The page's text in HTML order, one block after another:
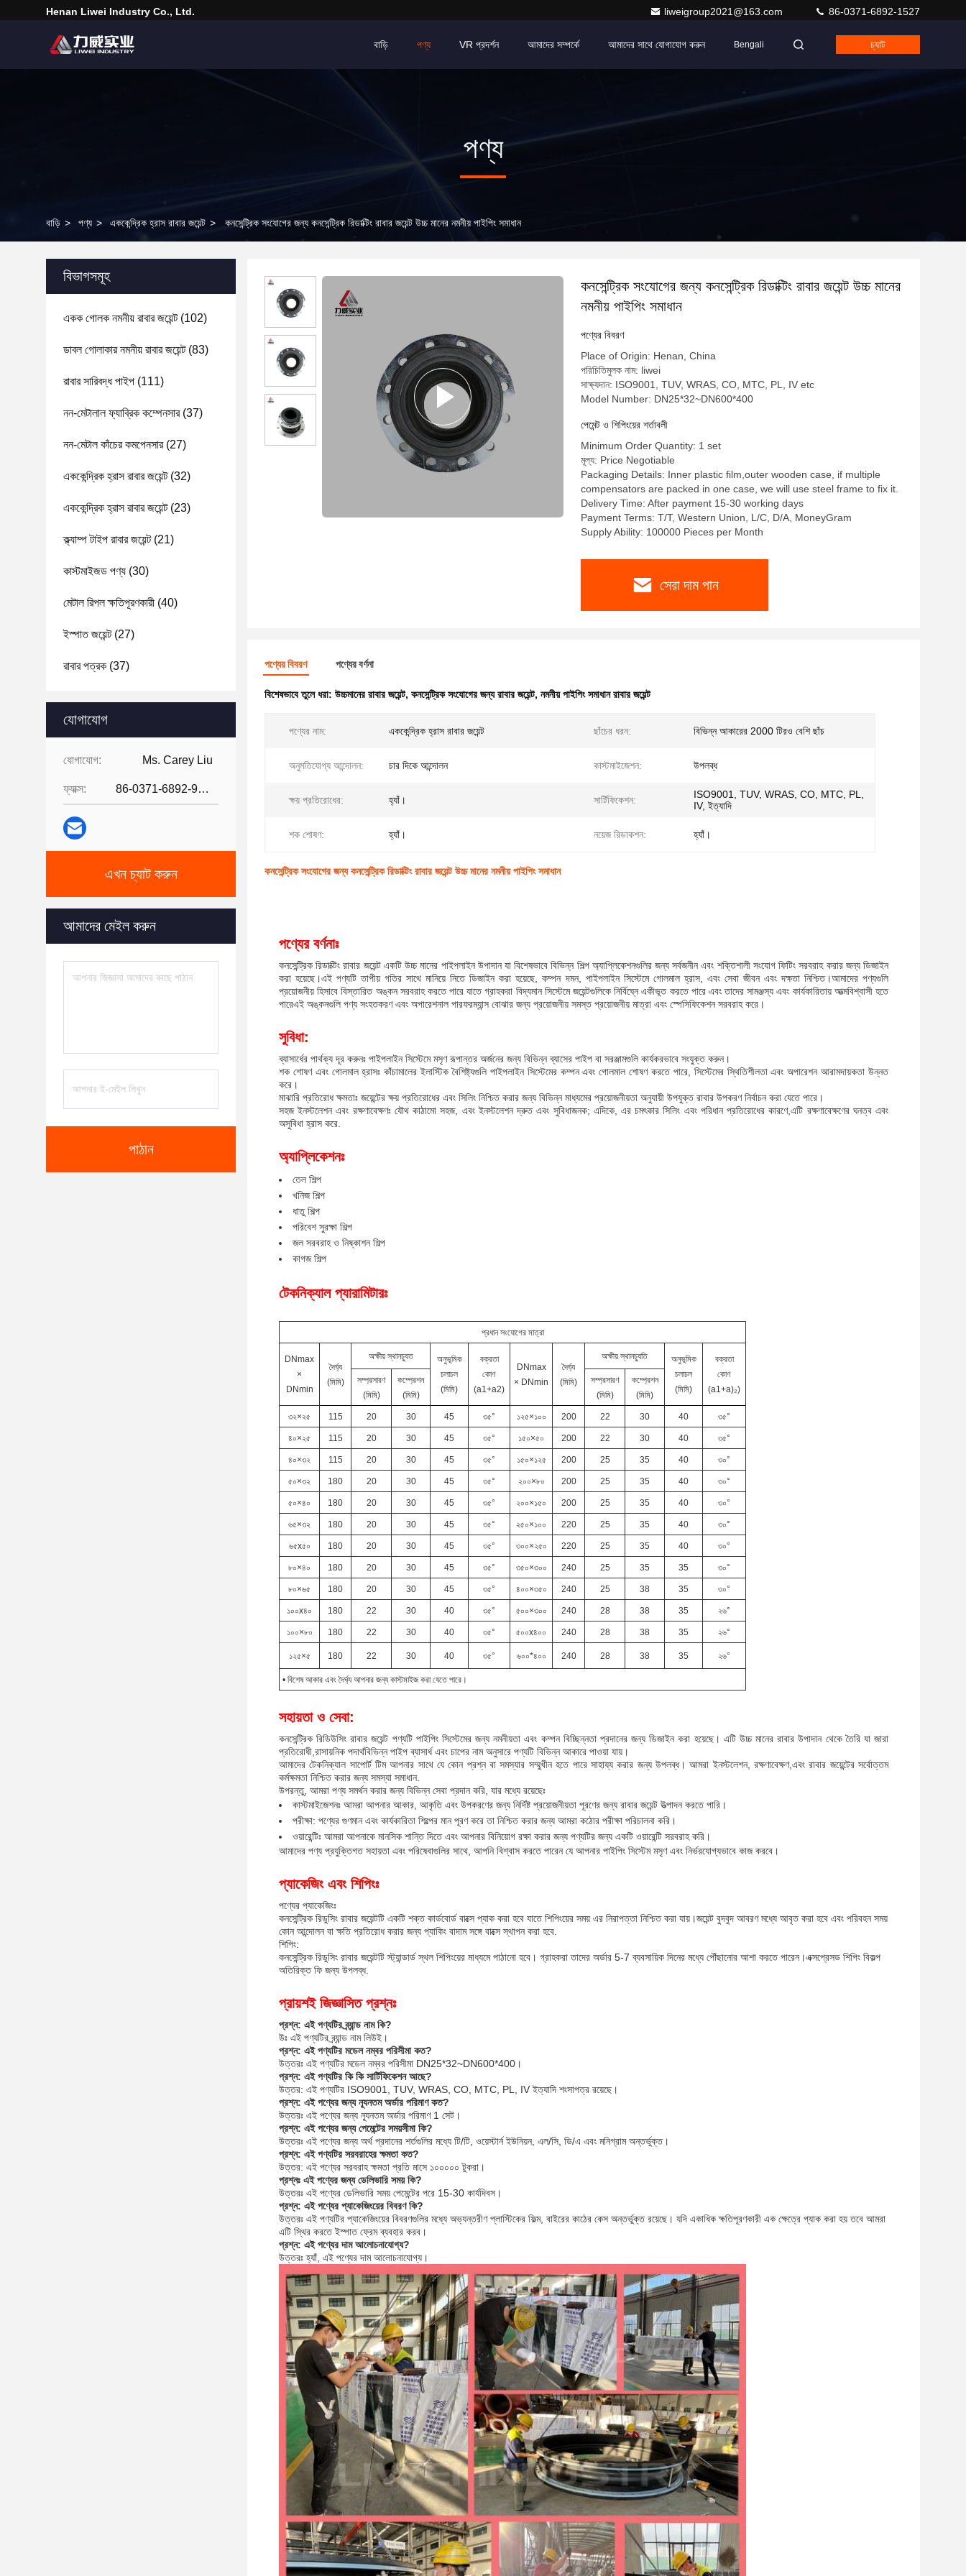
Henan Liwei Industry Co., Ltd. liweigroup2021@163.com 86-0371-6892-1527
বাড়ি পণ্য VR প্রদর্শন আমাদের সম্পর্কে আমাদের সাথে যোগাযোগ করুন Bengali চ্যাট
পণ্য
বাড়ি > পণ্য > এককেন্দ্রিক হ্রাস রাবার জয়েন্ট > কনসেন্ট্রিক সংযোগের জন্য কনসেন্ট্রিক রিডাক্টিং রাবার জয়েন্ট উচ্চ মানের নমনীয় পাইপিং সমাধান
বিভাগসমূহ
একক গোলক নমনীয় রাবার জয়েন্ট(102)
ডাবল গোলাকার নমনীয় রাবার জয়েন্ট(83)
রাবার সারিবদ্ধ পাইপ (111)
নন-মেটালাল ফ্যাব্রিক কম্পেনসার(37)
নন-মেটাল কাঁচের কমপেনসার(27)
এককেন্দ্রিক হ্রাস রাবার জয়েন্ট(32)
এককেন্দ্রিক হ্রাস রাবার জয়েন্ট(23)
ক্ল্যাম্প টাইপ রাবার জয়েন্ট(21)
কাস্টমাইজড পণ্য (30)
মেটাল রিপল ক্ষতিপূরণকারী (40)
ইস্পাত জয়েন্ট(27)
রাবার পত্রক (37)
যোগাযোগ
যোগাযোগ: Ms. Carey Liu
ফ্যাক্স: 86-0371-6892-9024
এখন চ্যাট করুন
আমাদের মেইল করুন
পাঠান
কনসেন্ট্রিক সংযোগের জন্য কনসেন্ট্রিক রিডাক্টিং রাবার জয়েন্ট উচ্চ মানের
নমনীয় পাইপিং সমাধান
পণ্যের বিবরণ
Place of Origin: Henan, China
পরিচিতিমুলক নাম: liwei
সাক্ষ্যদান: ISO9001, TUV, WRAS, CO, MTC, PL, IV etc
Model Number: DN25*32~DN600*400
পেমেন্ট ও শিপিংয়ের শর্তাবলী
Minimum Order Quantity: 1 set
মূল্য: Price Negotiable
Packaging Details: Inner plastic film,outer wooden case, if multiple
compensators are packed in one case, we will use steel frame to fix it.
Delivery Time: After payment 15-30 working days
Payment Terms: T/T, Western Union, L/C, D/A, MoneyGram
Supply Ability: 100000 Pieces per Month
সেরা দাম পান
পণ্যের বিবরণ পণ্যের বর্ণনা
বিশেষভাবে তুলে ধরা: উচ্চমানের রাবার জয়েন্ট, কনসেন্ট্রিক সংযোগের জন্য রাবার জয়েন্ট, নমনীয় পাইপিং সমাধান রাবার জয়েন্ট
পণ্যের নাম: এককেন্দ্রিক হ্রাস রাবার জয়েন্ট ছাঁচের ধরন: বিভিন্ন আকারের 2000 টিরও বেশি ছাঁচ
অনুমতিযোগ্য আন্দোলন: চার দিকে আন্দোলন কাস্টমাইজেশন: উপলব্ধ
ক্ষয় প্রতিরোধের: হ্যাঁ। সার্টিফিকেশন:
ISO9001, TUV, WRAS, CO, MTC, PL,
IV, ইত্যাদি
শক শোষণ: হ্যাঁ। নয়েজ রিডাকশন: হ্যাঁ।
কনসেন্ট্রিক সংযোগের জন্য কনসেন্ট্রিক রিডাক্টিং রাবার জয়েন্ট উচ্চ মানের নমনীয় পাইপিং সমাধান
পণ্যের বর্ণনাঃ
কনসেন্ট্রিক রিডাক্টিং রাবার জয়েন্ট একটি উচ্চ মানের পাইপলাইন উপাদান যা বিশেষভাবে বিভিন্ন শিল্প অ্যাপ্লিকেশনগুলির জন্য সর্বজনীন এবং শক্তিশালী সংযোগ ফিটিং সরবরাহ করার জন্য ডিজাইন
করা হয়েছে।এই পণ্যটি তাপীয় গতির সাথে মানিয়ে নিতে ডিজাইন করা হয়েছে, কম্পন দমন, পাইপলাইন সিস্টেমে গোলমাল হ্রাস, এবং সেবা জীবন এবং দক্ষতা নিশ্চিত।আমাদের পণ্যগুলি
প্রয়োজনীয় হিসাবে বিস্তারিত অঙ্কন সরবরাহ করতে পারে যাতে গ্রাহকরা বিদ্যমান সিস্টেমে জয়েন্টগুলিকে নির্বিঘ্নে একীভূত করতে পারে এবং তাদের সামঞ্জস্য এবং কার্যকারিতায় আত্মবিশ্বাসী হতে
পারেএই অঙ্কনগুলি পণ্য সংহতকরণ এবং অপারেশনাল পারফরম্যান্স বোঝার জন্য প্রয়োজনীয় সমস্ত প্রয়োজনীয় মাত্রা এবং স্পেসিফিকেশন সরবরাহ করে।
সুবিধা:
ব্যাসার্ধের পার্থক্য দূর করুনঃ পাইপলাইন সিস্টেমে মসৃণ রূপান্তর অর্জনের জন্য বিভিন্ন ব্যাসের পাইপ বা সরঞ্জামগুলি কার্যকরভাবে সংযুক্ত করুন।
শক শোষণ এবং গোলমাল হ্রাসঃ কাঁচামালের ইলাস্টিক বৈশিষ্ট্যগুলি পাইপলাইন সিস্টেমের কম্পন এবং গোলমাল শোষণ করতে পারে, সিস্টেমের স্থিতিশীলতা এবং অপারেশন আরামদায়কতা উন্নত
করে।
মাঝারি প্রতিরোধ ক্ষমতাঃ জয়েন্টের ক্ষয় প্রতিরোধের এবং সিলিং নিশ্চিত করার জন্য বিভিন্ন মাধ্যমের প্রয়োজনীয়তা অনুযায়ী উপযুক্ত রাবার উপকরণ নির্বাচন করা যেতে পারে।
সহজ ইনস্টলেশন এবং রক্ষণাবেক্ষণঃ যৌথ কাঠামো সহজ, এবং ইনস্টলেশন দ্রুত এবং সুবিধাজনক; এদিকে, এর চমৎকার সিলিং এবং পরিধান প্রতিরোধের কারণে,এটি রক্ষণাবেক্ষণের ঘনত্ব এবং
অসুবিধা হ্রাস করে.
অ্যাপ্লিকেশনঃ
তেল শিল্প
খনিজ শিল্প
ধাতু শিল্প
পরিবেশ সুরক্ষা শিল্প
জল সরবরাহ ও নিষ্কাশন শিল্প
কাগজ শিল্প
টেকনিক্যাল প্যারামিটারঃ
প্রধান সংযোগের মাত্রা
DNmax
×
DNmin
দৈর্ঘ্য
(মিমি)
অক্ষীয় স্থানচ্যুত
অনুভূমিক
চলাচল
(মিমি)
বক্রতা
কোণ
(a1+a2)
DNmax
× DNmin
দৈর্ঘ্য
(মিমি)
অক্ষীয় স্থানচ্যুতি
অনুভূমিক
চলাচল
(মিমি)
বক্রতা
কোণ
(a1+a)₂)
সম্প্রসারণ
(মিমি)
কম্প্রেশন
(মিমি)
সম্প্রসারণ
(মিমি)
কম্প্রেশন
(মিমি)
৩২×২৫ 115 20 30 45 ৩৫° ১২৫×১০০ 200 22 30 40 ৩৫°
৪০×২৫ 115 20 30 45 ৩৫° ১৫০×৫০ 200 22 30 40 ৩৫°
৪০×৩২ 115 20 30 45 ৩৫° ১৫০×১২৫ 200 25 35 40 ৩০°
৫০×৩২ 180 20 30 45 ৩৫° ২০০×৮০ 200 25 35 40 ৩০°
৫০×৪০ 180 20 30 45 ৩৫° ২০০×১৫০ 200 25 35 40 ৩০°
৬৫×৩২ 180 20 30 45 ৩৫° ২৫০×১০০ 220 25 35 40 ৩০°
৬৫x৫০ 180 20 30 45 ৩৫° ৩০০×২৫০ 220 25 35 40 ৩০°
৮০×৪০ 180 20 30 45 ৩৫° ৩৫০×৩০০ 240 25 35 35 ৩০°
৮০×৬৫ 180 20 30 45 ৩৫° ৪০০×৩৫০ 240 25 38 35 ৩০°
১০০x৪০ 180 22 30 40 ৩৫° ৫০০×৩০০ 240 28 38 35 ২৬°
১০০×৮০ 180 22 30 40 ৩৫° ৫০০x৪০০ 240 28 38 35 ২৬°
১২৫×৫ 180 22 30 40 ৩৫° ৬০০*৪০০ 240 28 38 35 ২৬°
• বিশেষ আকার এবং দৈর্ঘ্য আপনার জন্য কাস্টমাইজ করা যেতে পারে।
সহায়তা ও সেবা:
কনসেন্ট্রিক রিডিউসিং রাবার জয়েন্ট পণ্যটি পাইপিং সিস্টেমের জন্য নমনীয়তা এবং কম্পন বিচ্ছিন্নতা প্রদানের জন্য ডিজাইন করা হয়েছে। এটি উচ্চ মানের রাবার উপাদান থেকে তৈরি যা জারা
প্রতিরোধী,রাসায়নিক পদার্থবিভিন্ন পাইপ ব্যাসার্ধ এবং চাপের নাম অনুসারে পণ্যটি বিভিন্ন আকারে পাওয়া যায়।
আমাদের টেকনিক্যাল সাপোর্ট টিম আপনার সাথে যে কোন প্রশ্ন বা সমস্যার সম্মুখীন হতে পারে সাহায্য করার জন্য উপলব্ধ। আমরা ইনস্টলেশন, রক্ষণাবেক্ষণ,এবং রাবার জয়েন্টের সর্বোত্তম
কর্মক্ষমতা নিশ্চিত করার জন্য সমস্যা সমাধান.
উপরন্তু, আমরা পণ্য সমর্থন করার জন্য বিভিন্ন সেবা প্রদান করি, যার মধ্যে রয়েছেঃ
কাস্টমাইজেশনঃ আমরা আপনার আকার, আকৃতি এবং উপকরণের জন্য নির্দিষ্ট প্রয়োজনীয়তা পূরণের জন্য রাবার জয়েন্ট উত্পাদন করতে পারি।
পরীক্ষা: পণ্যের গুণমান এবং কার্যকারিতা শিল্পের মান পূরণ করে তা নিশ্চিত করার জন্য আমরা কঠোর পরীক্ষা পরিচালনা করি।
ওয়ারেন্টিঃ আমরা আপনাকে মানসিক শান্তি দিতে এবং আপনার বিনিয়োগ রক্ষা করার জন্য পণ্যটির জন্য একটি ওয়ারেন্টি সরবরাহ করি।
আমাদের পণ্য প্রযুক্তিগত সহায়তা এবং পরিষেবাগুলির সাথে, আপনি বিশ্বাস করতে পারেন যে আপনার পাইপিং সিস্টেম মসৃণ এবং নির্ভরযোগ্যভাবে কাজ করবে।
প্যাকেজিং এবং শিপিংঃ
পণ্যের প্যাকেজিংঃ
কনসেন্ট্রিক রিডুসিং রাবার জয়েন্টটি একটি শক্ত কার্ডবোর্ড বাক্সে প্যাক করা হবে যাতে শিপিংয়ের সময় এর নিরাপত্তা নিশ্চিত করা যায়।জয়েন্ট বুদবুদ আবরণ মধ্যে আবৃত করা হবে এবং পরিবহন সময়
কোন আন্দোলন বা ক্ষতি প্রতিরোধ করার জন্য প্যাকিং বাদাম সঙ্গে বাক্সে স্থাপন করা হবে.
শিপিং:
কনসেন্ট্রিক রিডুসিং রাবার জয়েন্টটি স্ট্যান্ডার্ড স্থল শিপিংয়ের মাধ্যমে পাঠানো হবে। গ্রাহকরা তাদের অর্ডার 5-7 ব্যবসায়িক দিনের মধ্যে পৌঁছানোর আশা করতে পারেন।এক্সপ্রেসড শিপিং বিকল্প
অতিরিক্ত ফি জন্য উপলব্ধ.
প্রায়শই জিজ্ঞাসিত প্রশ্নঃ
প্রশ্ন: এই পণ্যটির ব্র্যান্ড নাম কি?
উঃ এই পণ্যটির ব্র্যান্ড নাম লিউই।
প্রশ্ন: এই পণ্যটির মডেল নম্বর পরিসীমা কত?
উত্তরঃ এই পণ্যটির মডেল নম্বর পরিসীমা DN25*32~DN600*400।
প্রশ্ন: এই পণ্যটির কি কি সার্টিফিকেশন আছে?
উত্তর: এই পণ্যটির ISO9001, TUV, WRAS, CO, MTC, PL, IV ইত্যাদি শংসাপত্র রয়েছে।
প্রশ্ন: এই পণ্যের জন্য ন্যূনতম অর্ডার পরিমাণ কত?
উত্তরঃ এই পণ্যের জন্য ন্যূনতম অর্ডার পরিমাণ 1 সেট।
প্রশ্ন: এই পণ্যের জন্য পেমেন্টের সময়সীমা কি?
উত্তরঃ এই পণ্যের জন্য অর্থ প্রদানের শর্তগুলির মধ্যে টি/টি, ওয়েস্টার্ন ইউনিয়ন, এল/সি, ডি/এ এবং মনিগ্রাম অন্তর্ভুক্ত।
প্রশ্ন: এই পণ্যটির সরবরাহের ক্ষমতা কত?
উত্তর: এই পণ্যের সরবরাহ ক্ষমতা প্রতি মাসে ১০০০০০ টুকরা।
প্রশ্নঃ এই পণ্যের জন্য ডেলিভারি সময় কি?
উত্তরঃ এই পণ্যের ডেলিভারি সময় পেমেন্টের পরে 15-30 কার্যদিবস।
প্রশ্ন: এই পণ্যের প্যাকেজিংয়ের বিবরণ কি?
উত্তরঃ এই পণ্যটির প্যাকেজিংয়ের বিবরণগুলির মধ্যে অভ্যন্তরীণ প্লাস্টিকের ফিল্ম, বাইরের কাঠের কেস অন্তর্ভুক্ত রয়েছে। যদি একাধিক ক্ষতিপূরণকারী এক ক্ষেত্রে প্যাক করা হয় তবে আমরা
এটি স্থির করতে ইস্পাত ফ্রেম ব্যবহার করব।
প্রশ্ন: এই পণ্যের দাম আলোচনাযোগ্য?
উত্তরঃ হ্যাঁ, এই পণ্যের দাম আলোচনাযোগ্য।